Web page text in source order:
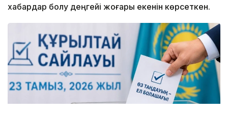
хабардар болу деңгейі жоғары екенін көрсеткен.